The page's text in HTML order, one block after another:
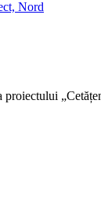
proiectului